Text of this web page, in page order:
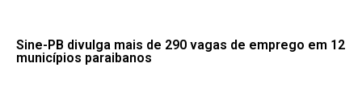
Sine-PB divulga mais de 290 vagas de emprego em 12
municípios paraibanos